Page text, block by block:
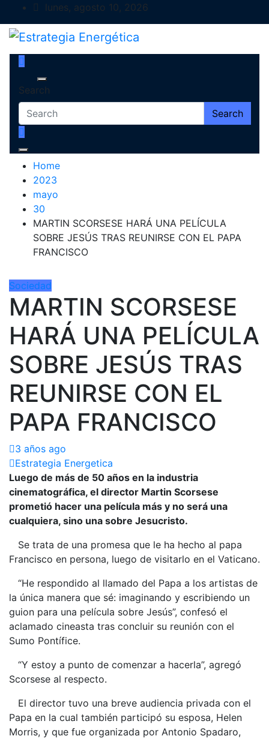
to
content
lunes, agosto 10, 2026
Estrategia Energética
Magazine de Debate
Search
Search
Home
2023
mayo
30
MARTIN SCORSESE HARÁ UNA PELÍCULA
SOBRE JESÚS TRAS REUNIRSE CON EL PAPA
FRANCISCO
Sociedad
MARTIN SCORSESE
HARÁ UNA PELÍCULA
SOBRE JESÚS TRAS
REUNIRSE CON EL
PAPA FRANCISCO
3 años ago
Estrategia Energetica
Luego de más de 50 años en la industria
cinematográfica, el director Martin Scorsese
prometió hacer una película más y no será una
cualquiera, sino una sobre Jesucristo.
Se trata de una promesa que le ha hecho al papa
Francisco en persona, luego de visitarlo en el Vaticano.
“He respondido al llamado del Papa a los artistas de
la única manera que sé: imaginando y escribiendo un
guion para una película sobre Jesús”, confesó el
aclamado cineasta tras concluir su reunión con el
Sumo Pontífice.
“Y estoy a punto de comenzar a hacerla”, agregó
Scorsese al respecto.
El director tuvo una breve audiencia privada con el
Papa en la cual también participó su esposa, Helen
Morris, y que fue organizada por Antonio Spadaro,